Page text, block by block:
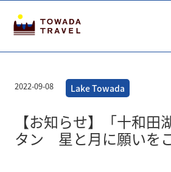
2022-09-08 Lake Towada
【お知らせ】「十和田
タン 星と月に願いを